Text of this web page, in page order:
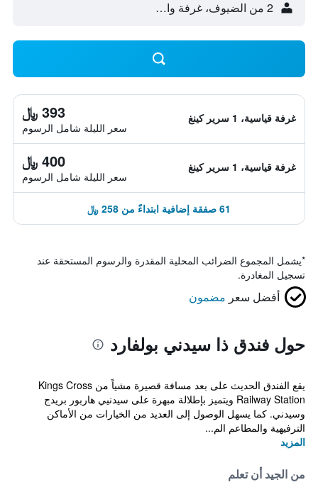
2 من الضيوف، غرفة واحدة
غرفة قياسية، 1 سرير كينغ 393 ﷼
سعر الليلة شامل الرسوم
غرفة قياسية، 1 سرير كينغ 400 ﷼
سعر الليلة شامل الرسوم
61 صفقة إضافية ابتداءً من 258 ﷼
*يشمل المجموع الضرائب المحلية المقدرة والرسوم المستحقة عند
تسجيل المغادرة.
أفضل سعر مضمون
حول فندق ذا سيدني بولفارد
يقع الفندق الحديث على بعد مسافة قصيرة مشياً من Kings Cross
Railway Station ويتميز بإطلالة مبهرة على سيدنيي هاربور بريدج
وسيدني. كما يسهل الوصول إلى العديد من الخيارات من الأماكن
الترفيهية والمطاعم الم...
المزيد
من الجيد أن تعلم